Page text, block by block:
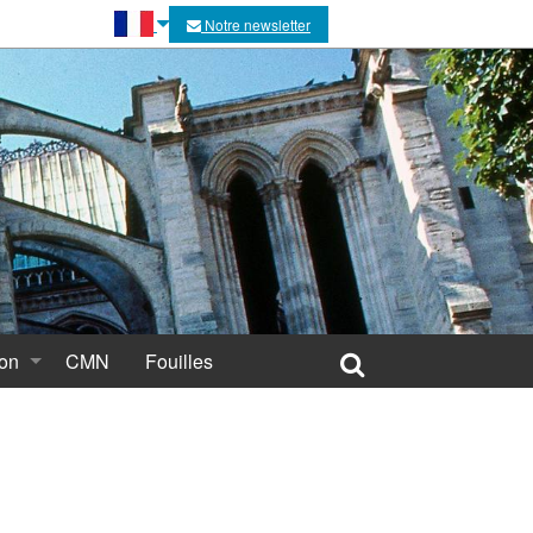
Notre newsletter
CMN
Fouilles